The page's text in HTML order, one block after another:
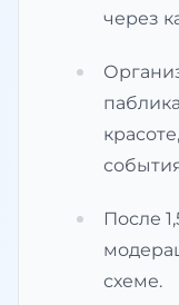
через
После
схеме.